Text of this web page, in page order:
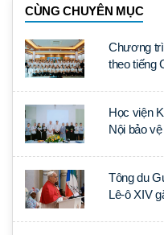
CÙNG CHUYÊN MỤC
Chương
theo tiếng
Học viện
Nội bảo
Tông du
Lê-ô XIV